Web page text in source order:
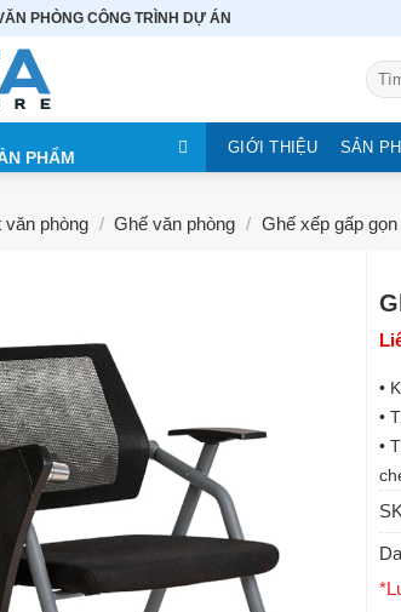
PHÒNG CÔNG TRÌNH DỰ ÁN
Tìm
PHẨM
GIỚI THIỆU SẢN
văn phòng / Ghế văn phòng / Ghế xếp gấp gọn
•
•
•